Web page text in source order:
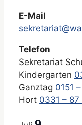
E-Mail
Telefon
Sekretariat
Kindergarten
Ganztag 0151
Hort 0331 –